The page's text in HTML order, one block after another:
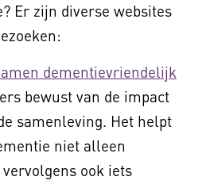
Er zijn diverse websites
dementievriendelijk
bewust van de impact
samenleving. Het helpt
niet alleen
ook iets